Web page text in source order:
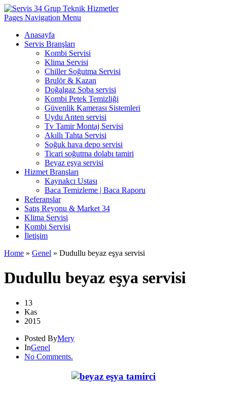
Pages Navigation Menu
Anasayfa
Servis Branşları
Kombi Servisi
Klima Servisi
Chiller Soğutma Servisi
Brulör & Kazan
Doğalgaz Soba servisi
Kombi Petek Temizliği
Güvenlik Kamerası Sistemleri
Uydu Anten servisi
Tv Tamir Montaj Servisi
Akıllı Tahta Servisi
Soğuk hava depo servisi
Ticari soğutma dolabı tamiri
Beyaz eşya servisi
Hizmet Branşları
Kaynakcı Ustası
Baca Temizleme | Baca Raporu
Referanslar
Satış Reyonu & Market 34
Klima Servisi
Kombi Servisi
İletişim
Home » Genel » Dudullu beyaz eşya servisi
Dudullu beyaz eşya servisi
13
Kas
2015
Posted ByMery
InGenel
No Comments.